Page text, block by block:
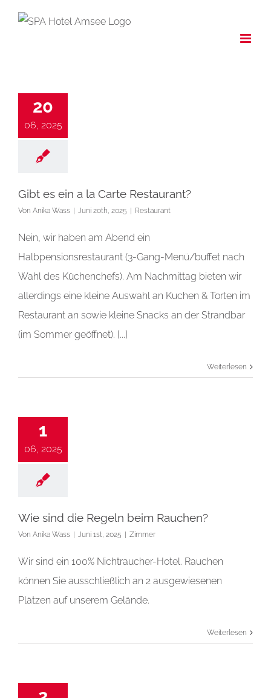
20
06, 2025
Gibt es ein a la Carte Restaurant?
Von Anika Wass Juni 20th, 2025 Restaurant
Nein, wir haben am Abend ein
Halbpensionsrestaurant (3-Gang-Menü/buffet nach
Wahl des Küchenchefs). Am Nachmittag bieten wir
allerdings eine kleine Auswahl an Kuchen & Torten im
Restaurant an sowie kleine Snacks an der Strandbar
(im Sommer geöffnet). [...]
Weiterlesen
1
06, 2025
Wie sind die Regeln beim Rauchen?
Von Anika Wass Juni 1st, 2025 Zimmer
Wir sind ein 100% Nichtraucher-Hotel. Rauchen
können Sie ausschließlich an 2 ausgewiesenen
Plätzen auf unserem Gelände.
Weiterlesen